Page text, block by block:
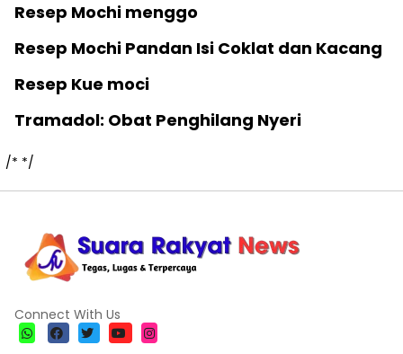
Resep Mochi menggo
Resep Mochi Pandan Isi Coklat dan Kacang
Resep Kue moci
Tramadol: Obat Penghilang Nyeri
/* */
Connect With Us